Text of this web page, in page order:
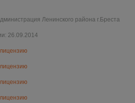
Ленинского района г.Бреста
26.09.2014